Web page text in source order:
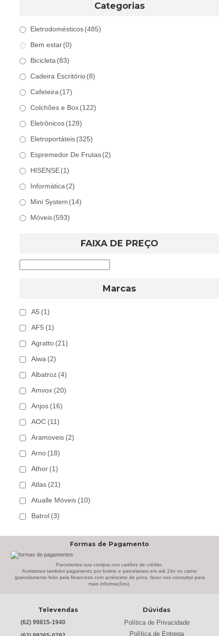
Categorias
Eletrodomésticos (485)
Bem estar (0)
Bicicleta (83)
Cadeira Escritório (8)
Cafeteira (17)
Colchões e Box (122)
Eletrônicos (128)
Eletroportáteis (325)
Espremedor De Frutas (2)
HISENSE (1)
Informática (2)
Mini System (14)
Móveis (593)
FAIXA DE PREÇO
Marcas
A5 (1)
AF5 (1)
Agratto (21)
Aiwa (2)
Albatroz (4)
Amvox (20)
Anjos (16)
AOC (11)
Aramoveis (2)
Arno (18)
Athor (1)
Atlas (21)
Atualle Móveis (10)
Batrol (3)
Bem Estar Clima (2)
Bem Estar Estofados (3)
Bertolini (2)
Best (9)
Formas de Pagamento
Parcelamos sua compra nos cartões de crédito.
Aceitamos também pagamento por boleto e parcelamos em até 24x no carne
(parcelamento feito pela financeira com acréscimo de juros, favor nos consultar para
mais informações).
Televendas
(62) 99815-1940
Dúvidas
Política de Privacidade
Política de Entrega